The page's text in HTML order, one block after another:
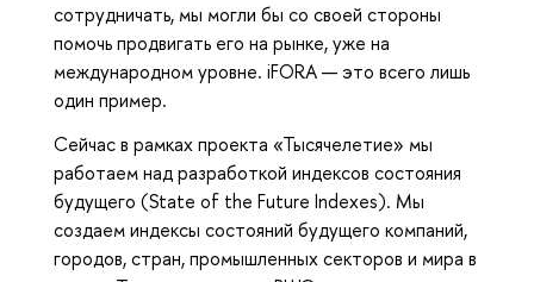
сотрудничать, мы могли бы со своей стороны
помочь продвигать его на рынке, уже на
международном уровне. iFORA — это всего лишь
один пример.
Сейчас в рамках проекта «Тысячелетие» мы
работаем над разработкой индексов состояния
будущего (State of the Future Indexes). Мы
создаем индексы состояний будущего компаний,
городов, стран, промышленных секторов и мира в